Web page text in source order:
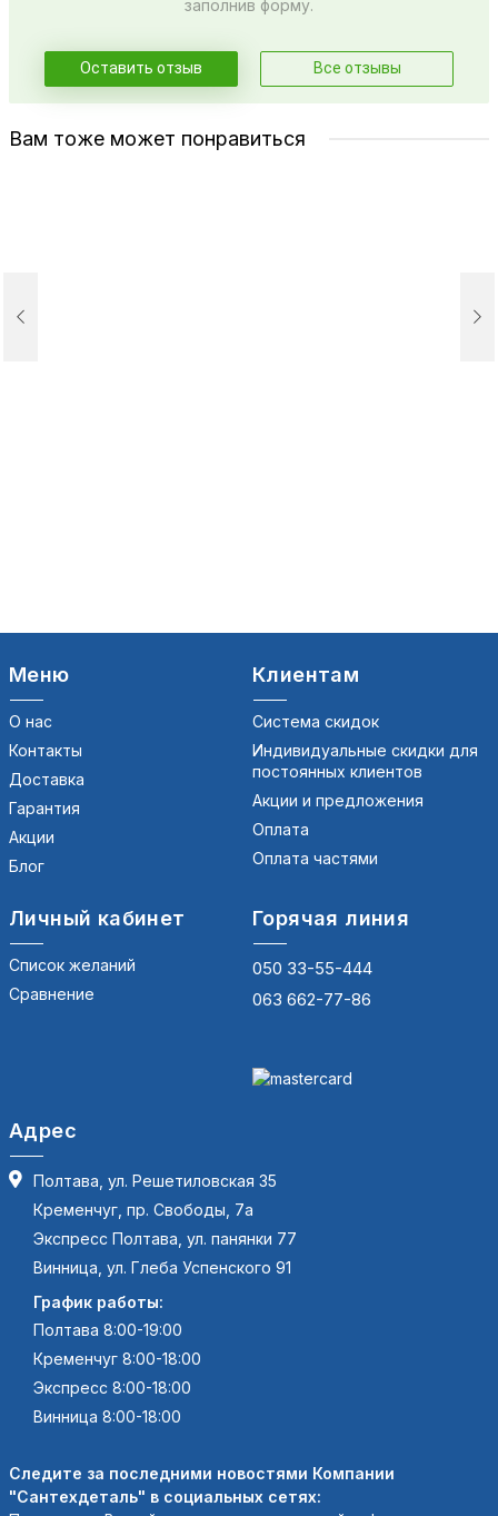
заполнив форму.
Оставить отзыв Все отзывы
Вам тоже может понравиться
Меню
О нас
Контакты
Доставка
Гарантия
Акции
Блог
Клиентам
Система скидок
Индивидуальные скидки для
постоянных клиентов
Акции и предложения
Оплата
Оплата частями
Личный кабинет
Список желаний
Сравнение
Горячая линия
050 33-55-444
063 662-77-86
Адрес
Полтава, ул. Решетиловская 35
Кременчуг, пр. Свободы, 7а
Экспресс Полтава, ул. панянки 77
Винница, ул. Глеба Успенского 91
График работы:
Полтава 8:00-19:00
Кременчуг 8:00-18:00
Экспресс 8:00-18:00
Винница 8:00-18:00
Следите за последними новостями Компании
"Сантехдеталь" в социальных сетях: